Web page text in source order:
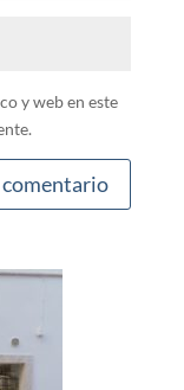
y web en este